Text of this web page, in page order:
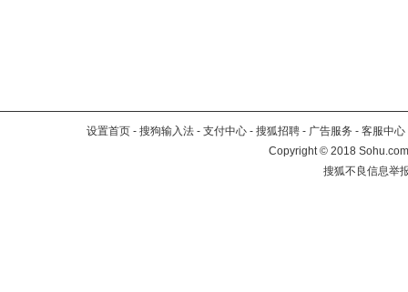
设置首页 - 搜狗输入法 - 支付中心 - 搜狐招聘 - 广告服务 - 客服中心
Copyright©2018
搜狐不良信息举